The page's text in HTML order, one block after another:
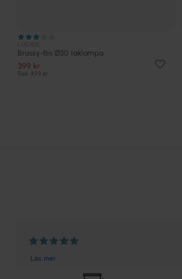
Brassy-Bis Ø30 taklampa
399 kr
Rek. 499 kr